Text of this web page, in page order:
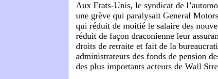
Aux Etats-Unis, le syndicat de
une grève qui paralysait General
qui réduit de moitié le salaire des
réduit de façon draconienne leur
droits de retraite et fait de la
administrateurs des fonds de pension
des plus importants acteurs de Wall